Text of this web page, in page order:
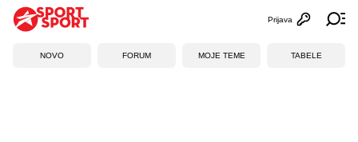
Otvori
Prijava
NOVO FORUM MOJE TEME TABELE